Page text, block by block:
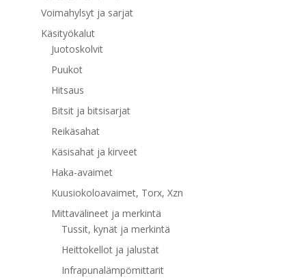
Voimahylsyt ja sarjat
Käsityökalut
Juotoskolvit
Puukot
Hitsaus
Bitsit ja bitsisarjat
Reikäsahat
Käsisahat ja kirveet
Haka-avaimet
Kuusiokoloavaimet, Torx, Xzn
Mittavälineet ja merkintä
Tussit, kynät ja merkintä
Heittokellot ja jalustat
Infrapunalämpömittarit